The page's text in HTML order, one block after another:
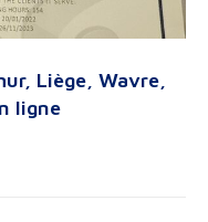
Liège, Wavre,
ligne